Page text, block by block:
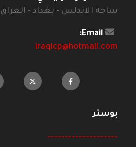
ساحة الاندلس - بغداد - العراق
Email:
iraqicp@hotmail.com
بوستر
--------------------